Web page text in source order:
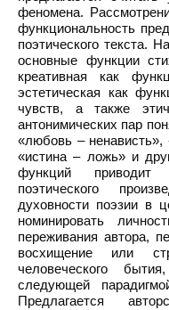
феномена.
функциональность
поэтического текста.
основные функции
креативная как
эстетическая как
чувств, а также
антонимических пар
«любовь –
«истина – ложь» и
функций
поэтического
духовности поэзии в
номинировать
переживания автора,
восхищение или
человеческого
следующей
Предлагается